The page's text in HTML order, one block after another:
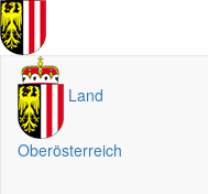
Land
Oberösterreich